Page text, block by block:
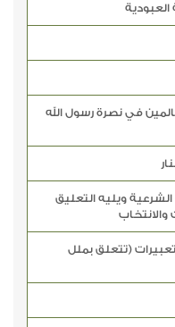
العبودية
في نصرة رسول الله
ويليه التعليق
(تتعلق بملل